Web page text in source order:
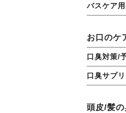
バスケア
お口のケ
口臭対策/
口臭サプ
頭皮/髪の